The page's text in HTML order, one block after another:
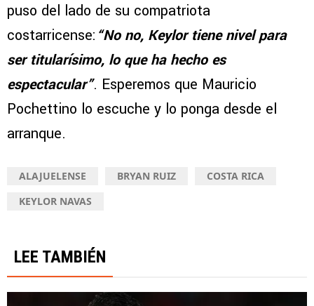
puso del lado de su compatriota
costarricense: “No no, Keylor tiene nivel para
ser titularísimo, lo que ha hecho es
espectacular”. Esperemos que Mauricio
Pochettino lo escuche y lo ponga desde el
arranque.
ALAJUELENSE BRYAN RUIZ
COSTA RICA
KEYLOR NAVAS
LEE TAMBIÉN